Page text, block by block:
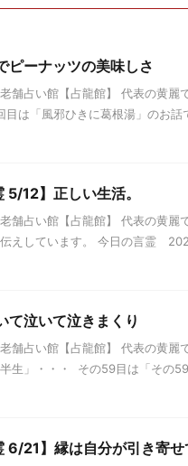
ピーナッツの美味しさ
舗占い館【占龍館】 代表の黄
目は「風邪ひきに葛根湯」のお
5/12】正しい生活。
舗占い館【占龍館】 代表の黄
えしています。 今日の言霊
て泣いて泣きまくり
舗占い館【占龍館】 代表の黄
生」・・・ その59目は「その
6/21】縁は自分が引き寄せ